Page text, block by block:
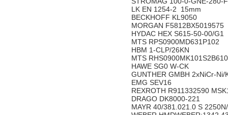
LK EN 1254-2 15mm
BECKHOFF KL9050
MORGAN F5812BX5019575
HYDAC HEX S615-50-00/G1
MTS RPS0900MD631P102
HBM 1-CLP/26KN
MTS
HAWE SG0 W-CK
GUNTHER GMBH 2xNiCr-
EMG SEV16
REXROTH R911332590
DRAGO DK8000-221
MAYR 40/381.021.0 S